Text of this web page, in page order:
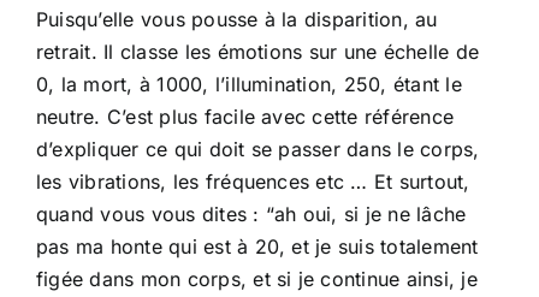
Puisqu’elle vous pousse à la disparition, au
retrait. Il classe les émotions sur une échelle de
0, la mort, à 1000, l’illumination, 250, étant le
neutre. C’est plus facile avec cette référence
d’expliquer ce qui doit se passer dans le corps,
les vibrations, les fréquences etc … Et surtout,
quand vous vous dites : “ah oui, si je ne lâche
pas ma honte qui est à 20, et je suis totalement
figée dans mon corps, et si je continue ainsi, je